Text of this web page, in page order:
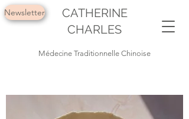
CATHERINE
CHARLES
Newsletter
Médecine Traditionnelle Chinoise